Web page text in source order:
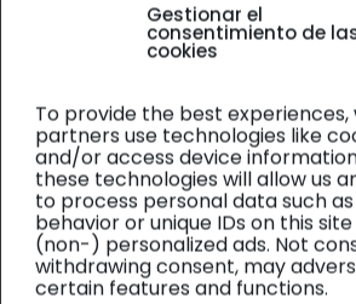
Gestionar el
consentimiento de
cookies
To provide the best experiences,
partners use technologies like
and/or access device
these technologies will allow us
to process personal data such
behavior or unique IDs on this
(non-) personalized ads. Not
withdrawing consent, may
certain features and functions.